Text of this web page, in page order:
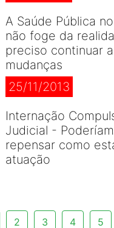
A Saúde Pública
não foge da
preciso continuar
mudanças
25/11/2013
Internação
Judicial -
repensar como
atuação
2 3 4 5